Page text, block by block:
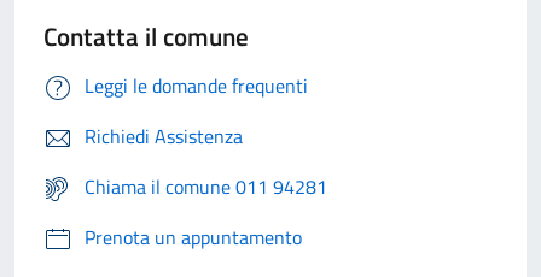
Contatta il comune
Leggi le domande frequenti
Richiedi Assistenza
Chiama il comune 011 94281
Prenota un appuntamento